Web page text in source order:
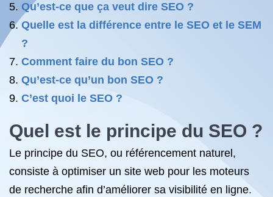
Qu’est-ce que ça veut dire SEO ?
Quelle est la différence entre le SEO et le SEM
?
Comment faire du bon SEO ?
Qu’est-ce qu’un bon SEO ?
C’est quoi le SEO ?
Quel est le principe du SEO ?
Le principe du SEO, ou référencement naturel,
consiste à optimiser un site web pour les moteurs
de recherche afin d’améliorer sa visibilité en ligne.